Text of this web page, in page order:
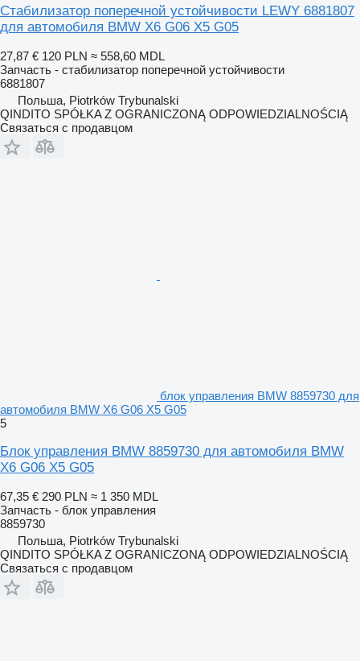
Стабилизатор поперечной устойчивости LEWY 6881807
для автомобиля BMW X6 G06 X5 G05
27,87 € 120 PLN ≈ 558,60 MDL
Запчасть - стабилизатор поперечной устойчивости
6881807
Польша, Piotrków Trybunalski
QINDITO SPÓŁKA Z OGRANICZONĄ ODPOWIEDZIALNOŚCIĄ
Связаться с продавцом
блок управления BMW 8859730 для
автомобиля BMW X6 G06 X5 G05
5
Блок управления BMW 8859730 для автомобиля BMW
X6 G06 X5 G05
67,35 € 290 PLN ≈ 1 350 MDL
Запчасть - блок управления
8859730
Польша, Piotrków Trybunalski
QINDITO SPÓŁKA Z OGRANICZONĄ ODPOWIEDZIALNOŚCIĄ
Связаться с продавцом